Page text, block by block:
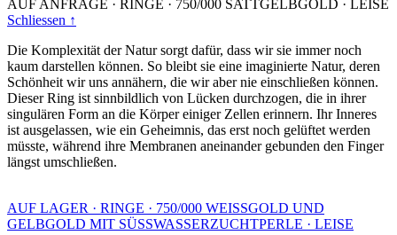
AUF ANFRAGE · RINGE · 750/000 SATTGELBGOLD · LEISE
Schliessen ↑
Die Komplexität der Natur sorgt dafür, dass wir sie immer noch
kaum darstellen können. So bleibt sie eine imaginierte Natur, deren
Schönheit wir uns annähern, die wir aber nie einschließen können.
Dieser Ring ist sinnbildlich von Lücken durchzogen, die in ihrer
singulären Form an die Körper einiger Zellen erinnern. Ihr Inneres
ist ausgelassen, wie ein Geheimnis, das erst noch gelüftet werden
müsste, während ihre Membranen aneinander gebunden den Finger
längst umschließen.
AUF LAGER · RINGE · 750/000 WEISSGOLD UND
GELBGOLD MIT SÜSSWASSERZUCHTPERLE · LEISE